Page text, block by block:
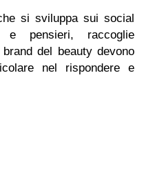
si sviluppa sui social
e pensieri, raccoglie
del beauty devono
nel rispondere e